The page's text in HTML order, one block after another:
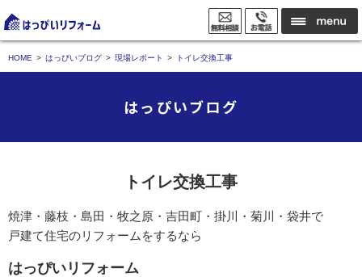
HOME はっぴいブログ 現場レポート トイレ交換工事
はっぴいブログ
トイレ交換工事
焼津・藤枝・島田・牧之原・吉田町・掛川・菊川・袋井で
戸建て住宅のリフォームをするなら
はっぴいリフォーム